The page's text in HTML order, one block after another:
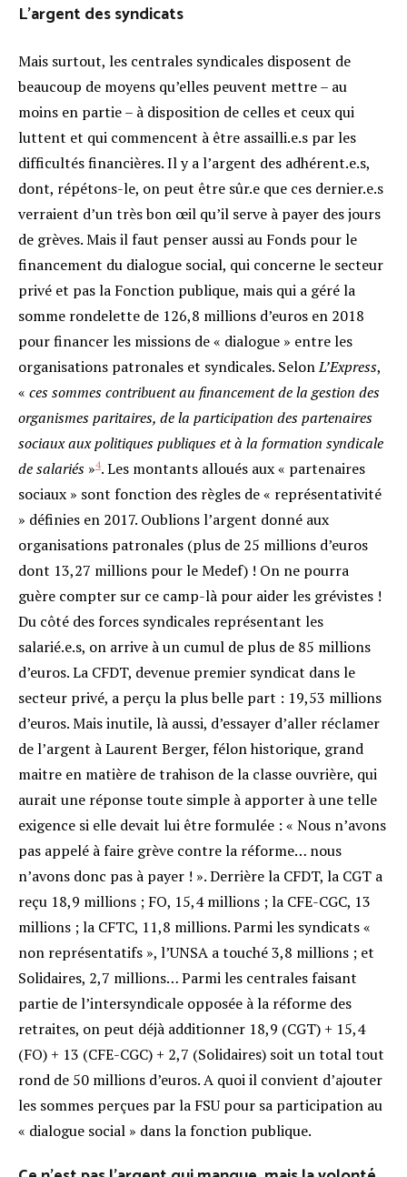
L’argent des syndicats
Mais surtout, les centrales syndicales disposent de
beaucoup de moyens qu’elles peuvent mettre – au
moins en partie – à disposition de celles et ceux qui
luttent et qui commencent à être assailli.e.s par les
difficultés financières. Il y a l’argent des adhérent.e.s,
dont, répétons-le, on peut être sûr.e que ces dernier.e.s
verraient d’un très bon œil qu’il serve à payer des jours
de grèves. Mais il faut penser aussi au Fonds pour le
financement du dialogue social, qui concerne le secteur
privé et pas la Fonction publique, mais qui a géré la
somme rondelette de 126,8 millions d’euros en 2018
pour financer les missions de « dialogue » entre les
organisations patronales et syndicales. SelonL’Express,
« ces sommes contribuent au financement de la gestion des
organismes paritaires, de la participation des partenaires
sociaux aux politiques publiques et à la formation syndicale
de salariés »4. Les montants alloués aux « partenaires
sociaux » sont fonction des règles de « représentativité
» définies en 2017. Oublions l’argent donné aux
organisations patronales (plus de 25 millions d’euros
dont 13,27 millions pour le Medef) ! On ne pourra
guère compter sur ce camp-là pour aider les grévistes !
Du côté des forces syndicales représentant les
salarié.e.s, on arrive à un cumul de plus de 85 millions
d’euros. La CFDT, devenue premier syndicat dans le
secteur privé, a perçu la plus belle part : 19,53 millions
d’euros. Mais inutile, là aussi, d’essayer d’aller réclamer
de l’argent à Laurent Berger, félon historique, grand
maitre en matière de trahison de la classe ouvrière, qui
aurait une réponse toute simple à apporter à une telle
exigence si elle devait lui être formulée : « Nous n’avons
pas appelé à faire grève contre la réforme… nous
n’avons donc pas à payer ! ». Derrière la CFDT, la CGT a
reçu 18,9 millions ; FO, 15,4 millions ; la CFE-CGC, 13
millions ; la CFTC, 11,8 millions. Parmi les syndicats «
non représentatifs », l’UNSA a touché 3,8 millions ; et
Solidaires, 2,7 millions… Parmi les centrales faisant
partie de l’intersyndicale opposée à la réforme des
retraites, on peut déjà additionner 18,9 (CGT) + 15,4
(FO) + 13 (CFE-CGC) + 2,7 (Solidaires) soit un total tout
rond de 50 millions d’euros. A quoi il convient d’ajouter
les sommes perçues par la FSU pour sa participation au
« dialogue social » dans la fonction publique.